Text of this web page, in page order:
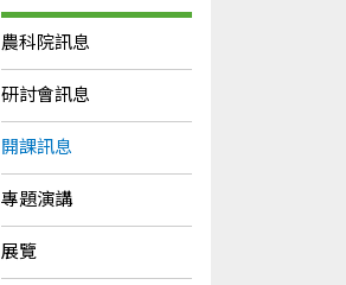
農科院訊息
研討會訊息
開課訊息
專題演講
展覽